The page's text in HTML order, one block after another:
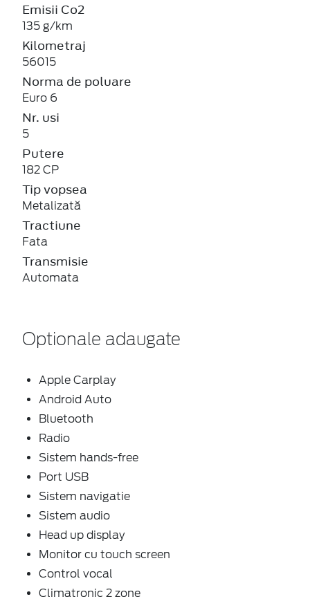
Emisii Co2
135 g/km
Kilometraj
56015
Norma de poluare
Euro 6
Nr. usi
5
Putere
182 CP
Tip vopsea
Metalizată
Tractiune
Fata
Transmisie
Automata
Optionale adaugate
Apple Carplay
Android Auto
Bluetooth
Radio
Sistem hands-free
Port USB
Sistem navigatie
Sistem audio
Head up display
Monitor cu touch screen
Control vocal
Climatronic 2 zone